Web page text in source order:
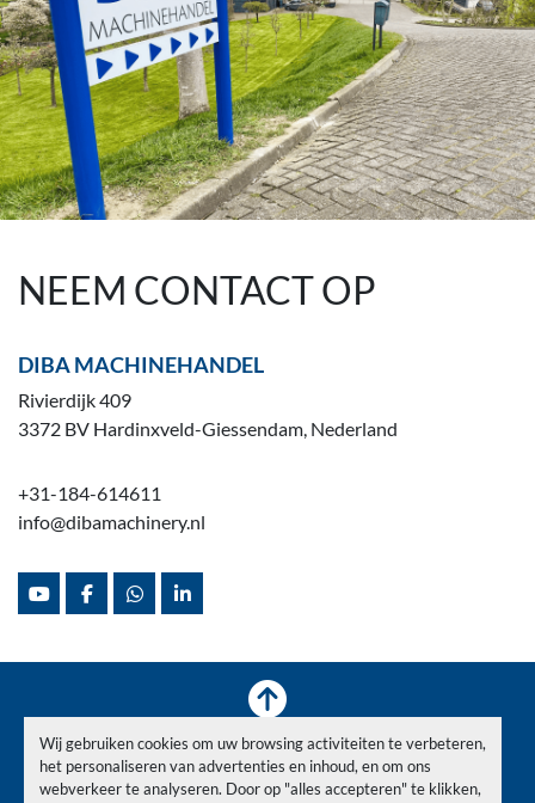
Wij gebruiken cookies om uw browsing activiteiten te verbeteren,
het personaliseren van advertenties en inhoud, en om ons
webverkeer te analyseren. Door op "alles accepteren" te klikken,
NEEM CONTACT OP
DIBA MACHINEHANDEL
Rivierdijk 409
3372 BV Hardinxveld-Giessendam, Nederland
+31-184-614611
info@dibamachinery.nl
youtubefacebookwhatsapplinkedin
Voorraad Verkocht Nieuws Over ons
Contact
Privacy Policy